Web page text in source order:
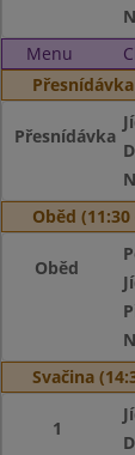
Menu
Přesnídávka
Oběd (11:30
Oběd
Svačina
1